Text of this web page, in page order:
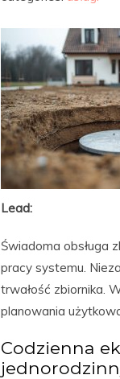
Lead:
Świadoma obsługa
pracy systemu.
trwałość zbiornika.
planowania
Codzienna